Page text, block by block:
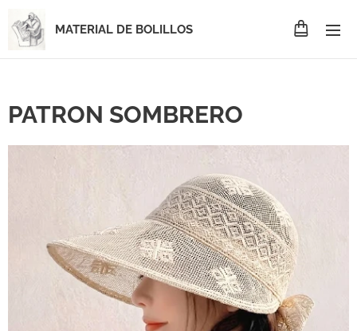
MATERIAL DE BOLILLOS
PATRON SOMBRERO